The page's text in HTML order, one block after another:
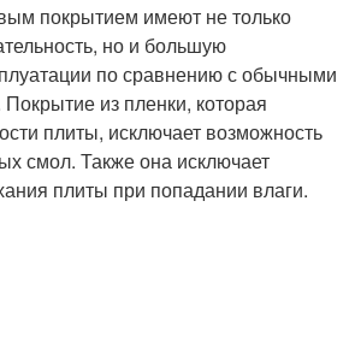
покрытием имеют не только
но и большую
по сравнению с обычными
из пленки, которая
плиты, исключает возможность
смол. Также она исключает
плиты при попадании влаги.